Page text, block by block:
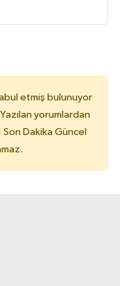
etmiş bulunuyor
yorumlardan
Dakika Güncel